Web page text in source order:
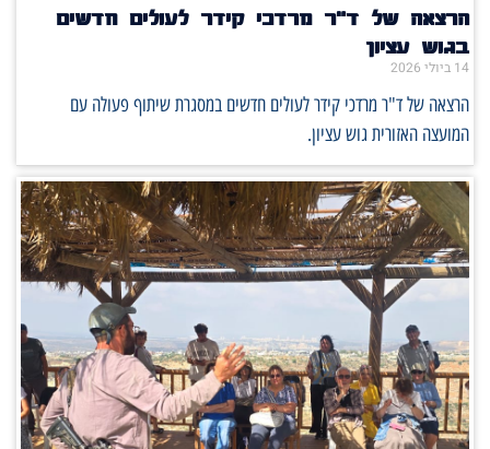
הרצאה של ד"ר מרדכי קידר לעולים חדשים
בגוש עציון
14 ביולי 2026
הרצאה של ד"ר מרדכי קידר לעולים חדשים במסגרת שיתוף פעולה עם
המועצה האזורית גוש עציון.